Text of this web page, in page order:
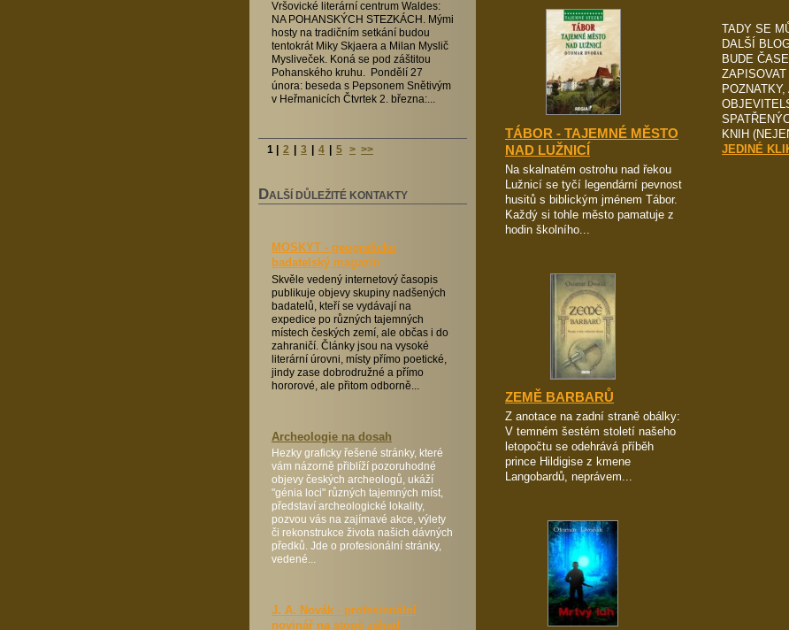
TÁBOR - TAJEMNÉ MĚSTO
NAD LUŽNICÍ
Na skalnatém ostrohu nad řekou
Lužnicí se tyčí legendární pevnost
husitů s biblickým jménem Tábor.
Každý si tohle město pamatuje z
hodin školního...
ZEMĚ BARBARŮ
Z anotace na zadní straně obálky:
V temném šestém století našeho
letopočtu se odehrává příběh
prince Hildigise z kmene
Langobardů, neprávem...
TADY SE
DALŠÍ
BUDE
KNIH
JEDINÉ
Vršovické literární centrum Waldes:
NA POHANSKÝCH STEZKÁCH. Mými
hosty na tradičním setkání budou
tentokrát Miky Skjaera a Milan Myslič
Mysliveček. Koná se pod záštitou
Pohanského kruhu. Pondělí 27
února: beseda s Pepsonem Snětivým
v Heřmanicích Čtvrtek 2. března:...
1 2 3 4 5 > >>
DALŠÍ DŮLEŽITÉ KONTAKTY
MOSKYT - geograficko
badatelský magazín
Skvěle vedený internetový časopis
publikuje objevy skupiny nadšených
badatelů, kteří se vydávají na
expedice po různých tajemných
místech českých zemí, ale občas i do
zahraničí. Články jsou na vysoké
literární úrovni, místy přímo poetické,
jindy zase dobrodružné a přímo
hororové, ale přitom odborně...
Archeologie na dosah
Hezky graficky řešené stránky, které
vám názorně přiblíží pozoruhodné
objevy českých archeologů, ukáží
"génia loci" různých tajemných míst,
představí archeologické lokality,
pozvou vás na zajímavé akce, výlety
či rekonstrukce života našich dávných
předků. Jde o profesionální stránky,
vedené...
J. A. Novák - profesionální
novinář na stopě záhad